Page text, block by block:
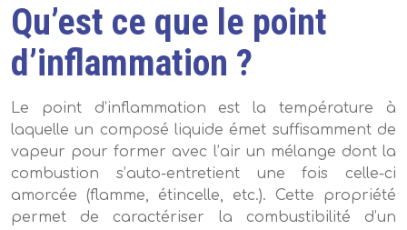
Qu’est ce que le point
d’inflammation ?
Le point d’inflammation est la température à
laquelle un composé liquide émet suffisamment de
vapeur pour former avec l’air un mélange dont la
combustion s’auto-entretient une fois celle-ci
amorcée (flamme, étincelle, etc.). Cette propriété
permet de caractériser la combustibilité d’un